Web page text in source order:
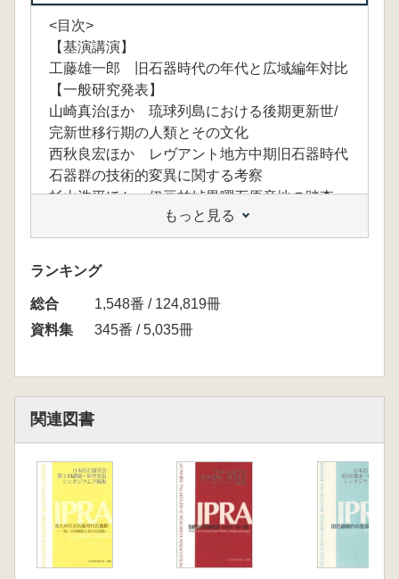
<目次>
【基演講演】
工藤雄一郎 旧石器時代の年代と広域編年対比
【一般研究発表】
山崎真治ほか 琉球列島における後期更新世/
完新世移行期の人類とその文化
西秋良宏ほか レヴアント地方中期旧石器時代
石器群の技術的変異に関する考察
杉山浩平ほか 伊豆柏峠黒曜石原産地の踏査
橋詰 潤ほか 長野県長和町広原遺跡群におけ
る2011-2013年度調査成果の概要
野口 淳ほか 南アジアの旧石器時代:地考古学
にもとづく石器群編年の再検討
西村昌也ほか 北部ベトナム/チャンアン遺跡
群の更新世末から完新世初頭の人類居住活動に
橋詰 潤 後期更新世終末期の中部日本におけ
る石斧の欠損痕跡:小瀬ケ沢洞窟、星光山荘B遺
堤 隆ほか 野辺山高原における後期旧石器時
代後半期から縄文時代草創期にかけての黒曜石
利用
杉原保幸ほか 長野県木崎湖周辺域における更
新世に遡る人類の痕跡と古環境復元―小丸山ロ
もっと見る
ランキング
総合
1,548番 / 124,819冊
資料集
345番 / 5,035冊
関連図書